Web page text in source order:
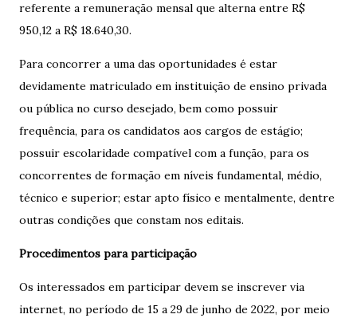
referente a remuneração mensal que alterna entre R$
950,12 a R$ 18.640,30.
Para concorrer a uma das oportunidades é estar
devidamente matriculado em instituição de ensino privada
ou pública no curso desejado, bem como possuir
frequência, para os candidatos aos cargos de estágio;
possuir escolaridade compatível com a função, para os
concorrentes de formação em níveis fundamental, médio,
técnico e superior; estar apto físico e mentalmente, dentre
outras condições que constam nos editais.
Procedimentos para participação
Os interessados em participar devem se inscrever via
internet, no período de 15 a 29 de junho de 2022, por meio